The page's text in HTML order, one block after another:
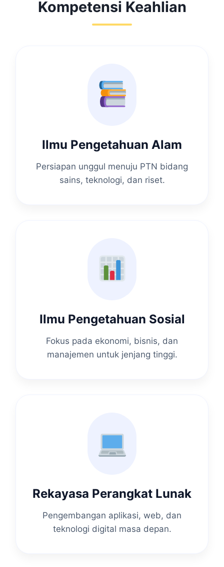
Kompetensi Keahlian
Ilmu Pengetahuan Alam
Persiapan unggul menuju PTN bidang
sains, teknologi, dan riset.
Ilmu Pengetahuan Sosial
Fokus pada ekonomi, bisnis, dan
manajemen untuk jenjang tinggi.
Rekayasa Perangkat Lunak
Pengembangan aplikasi, web, dan
teknologi digital masa depan.